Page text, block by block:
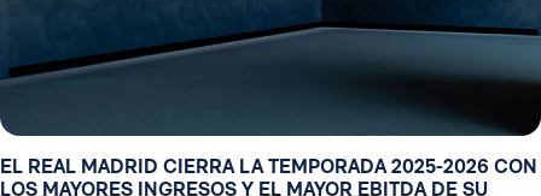
EL REAL MADRID CIERRA LA TEMPORADA 2025-2026 CON
LOS MAYORES INGRESOS Y EL MAYOR EBITDA DE SU